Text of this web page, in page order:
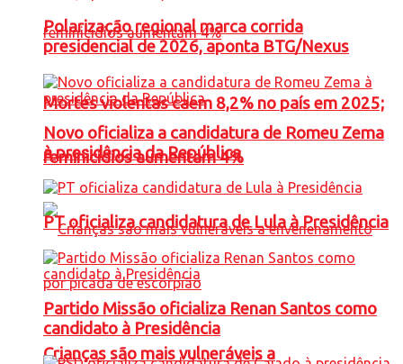
Mortes violentas caem 8,2% no país em 2025;
feminicídios aumentam 4%
Crianças são mais vulneráveis a
Polarização regional marca corrida
presidencial de 2026, aponta BTG/Nexus
Novo oficializa a candidatura de Romeu Zema
à presidência da República
PT oficializa candidatura de Lula à Presidência
Partido Missão oficializa Renan Santos como
candidato à Presidência